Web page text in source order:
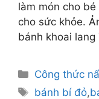
làm món cho
cho sức khỏe.
bánh khoai
Danh
mục
Công thức
Thẻ
bánh bí đỏ,